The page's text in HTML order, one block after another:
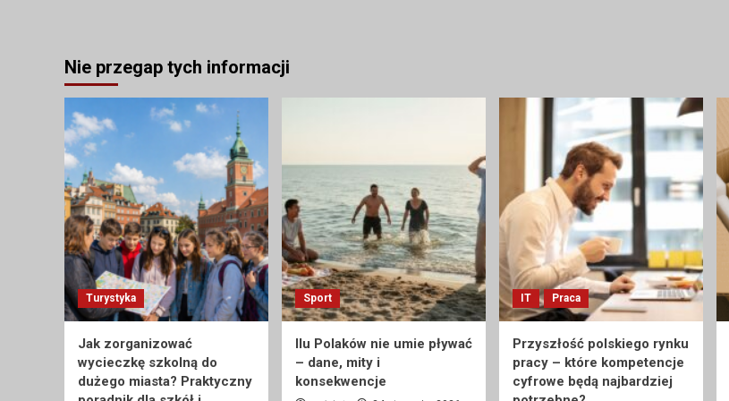
Nie przegap tych informacji
Turystyka
Jak zorganizować
wycieczkę szkolną do
dużego miasta? Praktyczny
Sport
Ilu Polaków nie umie pływać
– dane, mity i
konsekwencje
IT Praca
Przyszłość polskiego rynku
pracy – które kompetencje
cyfrowe będą najbardziej